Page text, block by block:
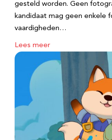
gesteld worden. Geen
kandidaat mag geen enkele
vaardigheden…
Lees meer